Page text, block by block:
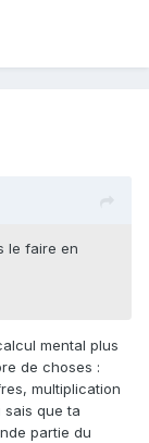
le faire en
mental plus
de choses :
multiplication
sais que ta
partie du